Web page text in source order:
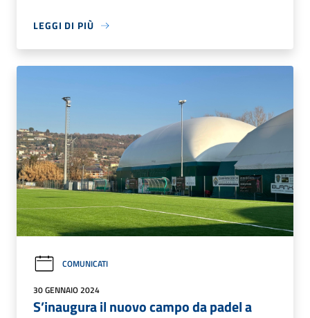
LEGGI DI PIÙ
COMUNICATI
30 GENNAIO 2024
S’inaugura il nuovo campo da padel a